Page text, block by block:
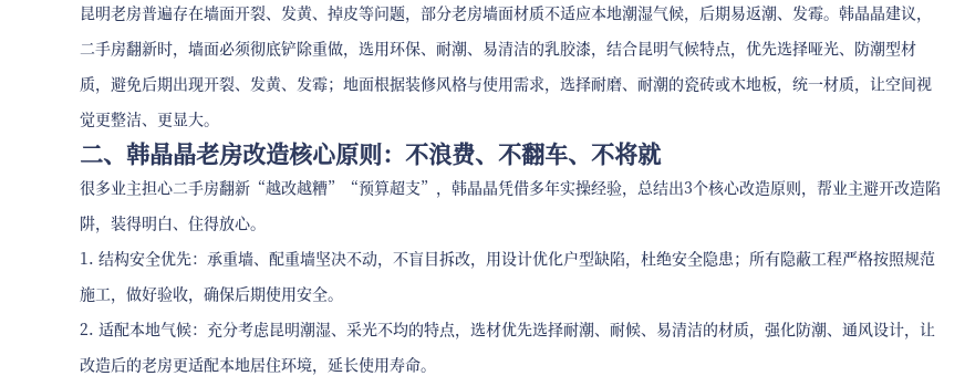
昆明老房普遍存在墙面开裂、发黄、掉皮等问题，部分老房墙面材质不适应本地潮湿气候，后期易返潮、发霉。韩晶晶建议，
二手房翻新时，墙面必须彻底铲除重做，选用环保、耐潮、易清洁的乳胶漆，结合昆明气候特点，优先选择哑光、防潮型材
质，避免后期出现开裂、发黄、发霉；地面根据装修风格与使用需求，选择耐磨、耐潮的瓷砖或木地板，统一材质，让空间视
觉更整洁、更显大。
二、韩晶晶老房改造核心原则：不浪费、不翻车、不将就
很多业主担心二手房翻新“越改越糟”“预算超支”，韩晶晶凭借多年实操经验，总结出3个核心改造原则，帮业主避开改造陷
阱，装得明白、住得放心。
1. 结构安全优先：承重墙、配重墙坚决不动，不盲目拆改，用设计优化户型缺陷，杜绝安全隐患；所有隐蔽工程严格按照规范
施工，做好验收，确保后期使用安全。
2. 适配本地气候：充分考虑昆明潮湿、采光不均的特点，选材优先选择耐潮、耐候、易清洁的材质，强化防潮、通风设计，让
改造后的老房更适配本地居住环境，延长使用寿命。